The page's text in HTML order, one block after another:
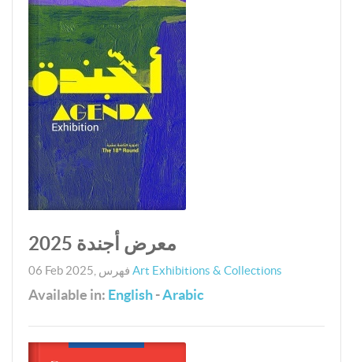
معرض أجندة 2025
06 Feb 2025 فهرس Art Exhibitions & Collections
Available in: English-Arabic